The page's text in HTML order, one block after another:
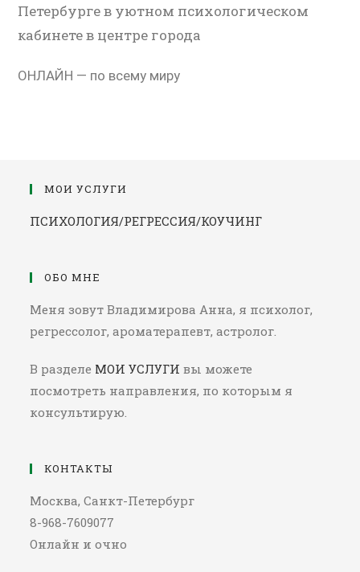
Петербурге в уютном психологическом
кабинете в центре города
ОНЛАЙН — по всему миру
МОИ УСЛУГИ
ПСИХОЛОГИЯ/РЕГРЕССИЯ/КОУЧИНГ
ОБО МНЕ
Меня зовут Владимирова Анна, я психолог,
регрессолог, ароматерапевт, астролог.
В разделе МОИ УСЛУГИвы можете
посмотреть направления, по которым я
консультирую.
КОНТАКТЫ
Москва, Санкт-Петербург
8-968-7609077
Онлайн и очно